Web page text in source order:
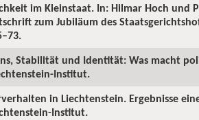
im Kleinstaat. In: Hilmar Hoch und
zum Jubiläum des
Stabilität und Identität: Was macht
Institut.
in Liechtenstein. Ergebnisse
Institut.